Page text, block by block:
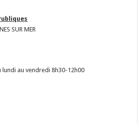
SUR MER
lundi au vendredi 8h30-12h00